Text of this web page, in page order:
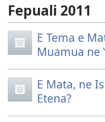
Fepuali 2011
E Tema e
Muamua ne
E Mata, ne
Etena?